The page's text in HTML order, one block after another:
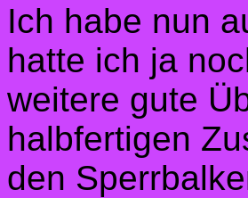
Ich habe nun
hatte ich ja
weitere gute
halbfertigen
den